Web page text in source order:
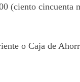
(ciento cincuenta
o Caja de